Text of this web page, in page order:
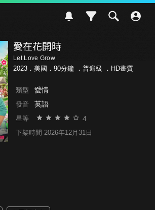
愛在花開時
Let Love Grow
2023．美國．90分鐘 ． 普遍級 ．HD畫質
類型 愛情
發音 英語
星等 4
下架時間 2026年12月31日